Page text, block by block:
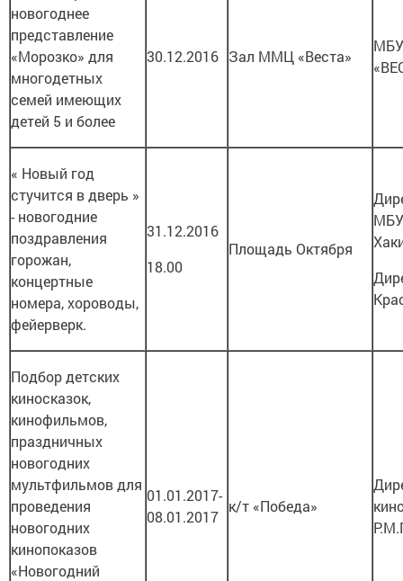
новогоднее
представление
«Морозко» для
многодетных
семей имеющих
детей 5 и более
30.12.2016 Зал ММЦ «Веста»
« Новый год
стучится в дверь »
- новогодние
поздравления
горожан,
концертные
номера, хороводы,
фейерверк.
31.12.2016
18.00
Площадь Октября
Подбор детских
киносказок,
кинофильмов,
праздничных
новогодних
мультфильмов для
проведения
новогодних
кинопоказов
«Новогодний
01.01.2017-
08.01.2017
к/т «Победа»